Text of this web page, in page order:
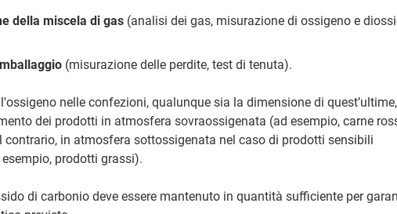
della miscela di gas (analisi dei gas, misurazione di ossigeno e
(misurazione delle perdite, test di tenuta).
nelle confezioni, qualunque sia la dimensione di quest’ultime,
dei prodotti in atmosfera sovraossigenata (ad esempio, carne
contrario, in atmosfera sottossigenata nel caso di prodotti sensibili
prodotti grassi).
di carbonio deve essere mantenuto in quantità sufficiente per